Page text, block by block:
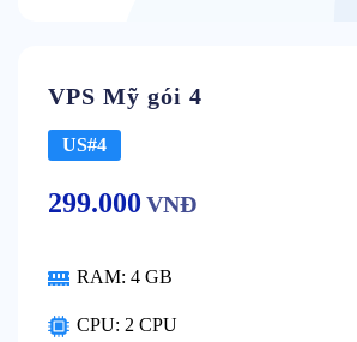
VPS Mỹ gói 4
US#4
299.000 VNĐ
RAM: 4 GB
CPU: 2 CPU